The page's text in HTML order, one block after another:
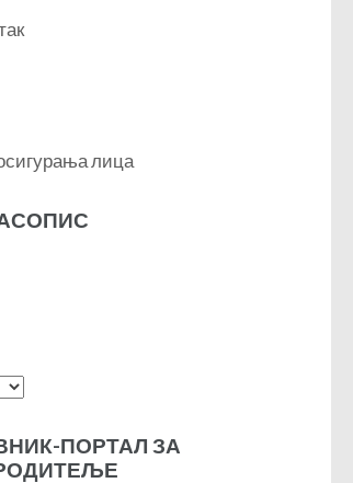
лица
ПОРТАЛ ЗА